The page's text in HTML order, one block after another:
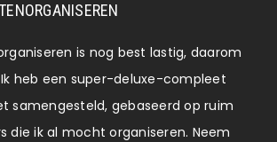
is nog best lastig, daarom
heb een super-deluxe-compleet
samengesteld, gebaseerd op ruim
die ik al mocht organiseren. Neem